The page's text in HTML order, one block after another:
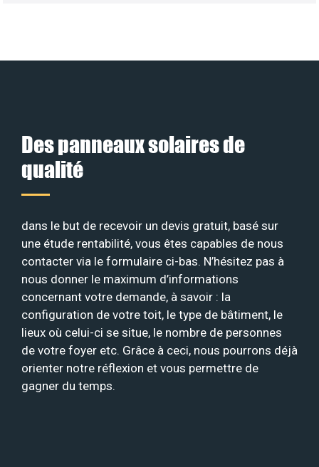
Des panneaux solaires de
qualité
dans le but de recevoir un devis gratuit, basé sur
une étude rentabilité, vous êtes capables de nous
contacter via le formulaire ci-bas. N’hésitez pas à
nous donner le maximum d’informations
concernant votre demande, à savoir : la
configuration de votre toit, le type de bâtiment, le
lieux où celui-ci se situe, le nombre de personnes
de votre foyer etc. Grâce à ceci, nous pourrons déjà
orienter notre réflexion et vous permettre de
gagner du temps.